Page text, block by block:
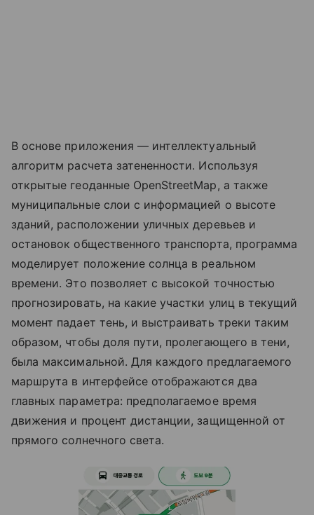
В основе приложения — интеллектуальный
алгоритм расчета затененности. Используя
открытые геоданные OpenStreetMap, а также
муниципальные слои с информацией о высоте
зданий, расположении уличных деревьев и
остановок общественного транспорта, программа
моделирует положение солнца в реальном
времени. Это позволяет с высокой точностью
прогнозировать, на какие участки улиц в текущий
момент падает тень, и выстраивать треки таким
образом, чтобы доля пути, пролегающего в тени,
была максимальной. Для каждого предлагаемого
маршрута в интерфейсе отображаются два
главных параметра: предполагаемое время
движения и процент дистанции, защищенной от
прямого солнечного света.